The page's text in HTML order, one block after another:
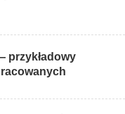
przykładowy